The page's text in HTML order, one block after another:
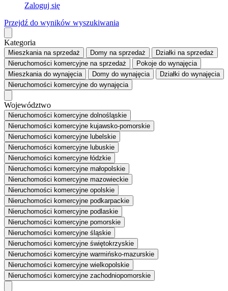
Zaloguj się
Przejdź do wyników wyszukiwania
Kategoria
Mieszkaniana sprzedaż Domy na sprzedaż Działki na sprzedaż
Nieruchomości komercyjne na sprzedaż Pokoje do wynajęcia
Mieszkaniado wynajęcia Domy do wynajęcia Działki do wynajęcia
Nieruchomości komercyjne do wynajęcia
Województwo
Nieruchomości komercyjne dolnośląskie
Nieruchomości komercyjne kujawsko-pomorskie
Nieruchomości komercyjne lubelskie
Nieruchomości komercyjne lubuskie
Nieruchomości komercyjne łódzkie
Nieruchomości komercyjne małopolskie
Nieruchomości komercyjne mazowieckie
Nieruchomości komercyjne opolskie
Nieruchomości komercyjne podkarpackie
Nieruchomości komercyjne podlaskie
Nieruchomości komercyjne pomorskie
Nieruchomości komercyjne śląskie
Nieruchomości komercyjne świętokrzyskie
Nieruchomości komercyjne warmińsko-mazurskie
Nieruchomości komercyjne wielkopolskie
Nieruchomości komercyjne zachodniopomorskie